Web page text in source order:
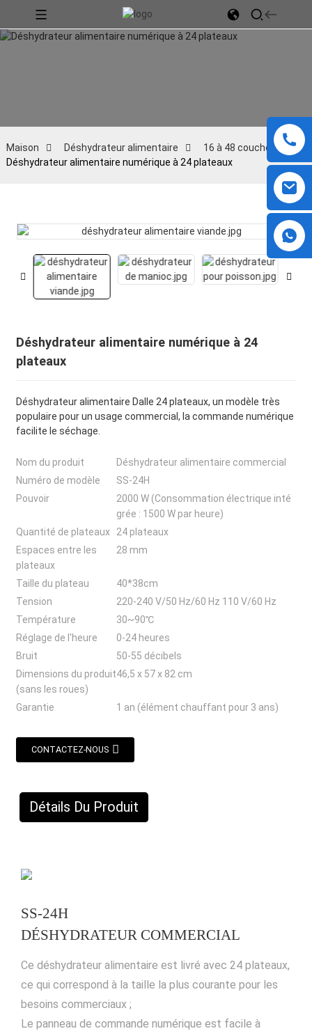
Maison Déshydrateur alimentaire
16 à 48 couches
Déshydrateur alimentaire numérique à 24 plateaux
Déshydrateur alimentaire numérique à 24
plateaux
Déshydrateur alimentaire Dalle 24 plateaux, un modèle très
populaire pour un usage commercial, la commande numérique
facilite le séchage.
Nom du produit
Déshydrateur alimentaire commercial
Numéro de modèle
SS-24H
Pouvoir
2000 W (Consommation électrique inté
grée : 1500 W par heure)
Quantité de plateaux
24 plateaux
Espaces entre les
plateaux
28 mm
Taille du plateau
40*38cm
Tension
220-240 V/50 Hz/60 Hz 110 V/60 Hz
Température
30~90℃
Réglage de l'heure
0-24 heures
Bruit
50-55 décibels
Dimensions du produit
(sans les roues)
46,5 x 57 x 82 cm
Garantie 1 an (élément chauffant pour 3 ans)
CONTACTEZ-NOUS
Détails Du Produit
SS-24H
DÉSHYDRATEUR COMMERCIAL
Ce déshydrateur alimentaire est livré avec 24 plateaux,
ce qui correspond à la taille la plus courante pour les
besoins commerciaux ;
Le panneau de commande numérique est facile à